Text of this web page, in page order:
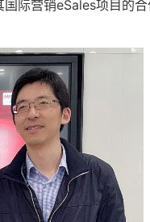
际营销eSales项目的合